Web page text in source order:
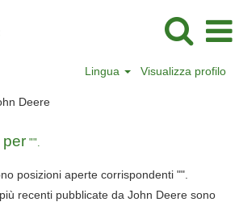
Lingua Visualizza profilo
Deere(pagina
per "".
posizioni aperte corrispondenti "".
recenti pubblicate da John Deere sono